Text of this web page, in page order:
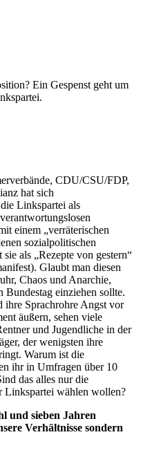
Ein Gespenst geht um
CDU/CSU/FDP,
hat sich
Linkspartei als
einem „verräterischen
sozialpolitischen
als „Rezepte von gestern“
Glaubt man diesen
Chaos und Anarchie,
einziehen sollte.
ihre Sprachrohre Angst vor
äußern, sehen viele
und Jugendliche in der
der wenigsten ihre
Warum ist die
ihr in Umfragen über 10
das alles nur die
Linkspartei wählen wollen?
und sieben Jahren
Verhältnisse sondern